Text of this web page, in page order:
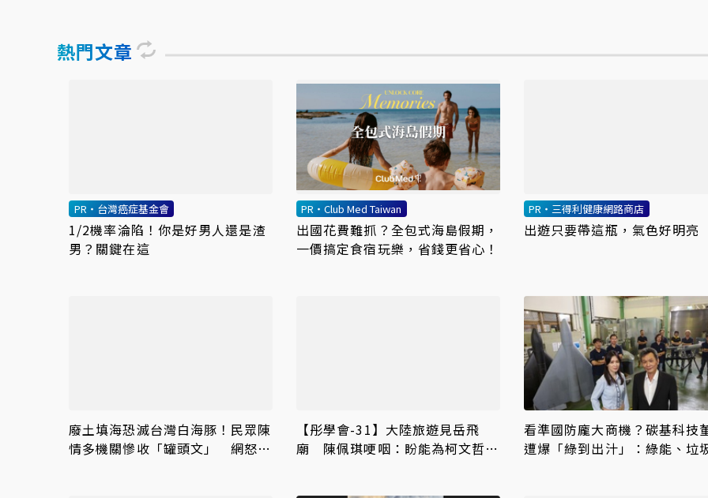
熱門文章
PR・台灣癌症基金會
1/2機率淪陷！你是好男人還是渣
男？關鍵在這
PR・Club Med Taiwan
出國花費難抓？全包式海島假期，
一價搞定食宿玩樂，省錢更省心！
PR・三得利健康網路商店
出遊只要帶這瓶，氣色好明亮
廢土填海恐滅台灣白海豚！民眾陳
情多機關慘收「罐頭文」 網怒
【彤學會-31】大陸旅遊見岳飛
廟 陳佩琪哽咽：盼能為柯文哲京
看準國防龐大商機？碳基科技
遭爆「綠到出汁」：綠能、垃